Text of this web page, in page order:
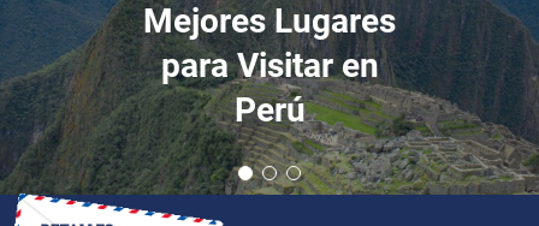
Mejores Lugares
para Visitar en
Perú